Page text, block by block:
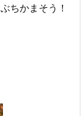
ちかまそう！